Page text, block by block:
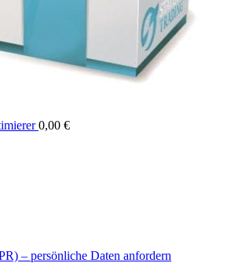
0,00 €
– persönliche Daten anfordern